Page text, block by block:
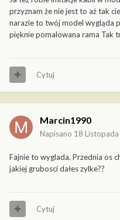
przyznam że nie jest to aż tak
narazie to twój model wygląda
pięknie pomalowana rama Tak
Cytuj
Marcin1990
Napisano 18
Fajnie to wyglada. Przednia os
jakiej grubosci dałes zylke??
Cytuj